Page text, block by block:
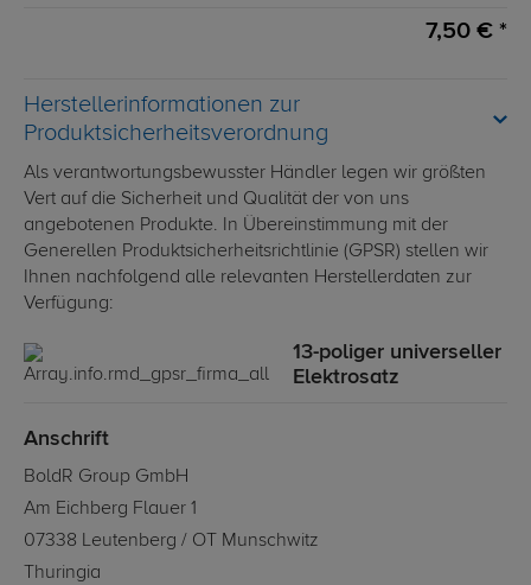
7,50 € *
Herstellerinformationen zur
Produktsicherheitsverordnung
Als verantwortungsbewusster Händler legen wir größten
Vert auf die Sicherheit und Qualität der von uns
angebotenen Produkte. In Übereinstimmung mit der
Generellen Produktsicherheitsrichtlinie (GPSR) stellen wir
Ihnen nachfolgend alle relevanten Herstellerdaten zur
Verfügung:
13-poliger universeller
Elektrosatz
Anschrift
BoldR Group GmbH
Am Eichberg Flauer 1
07338 Leutenberg / OT Munschwitz
Thuringia